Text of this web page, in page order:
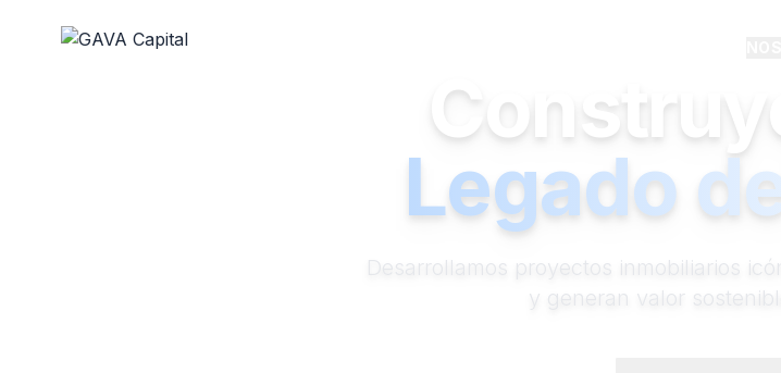
Legado
Desarrollamos proyectos inmobiliarios
y generan valor